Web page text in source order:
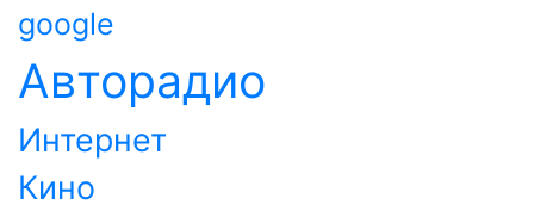
google
Авторадио
Интернет
Кино